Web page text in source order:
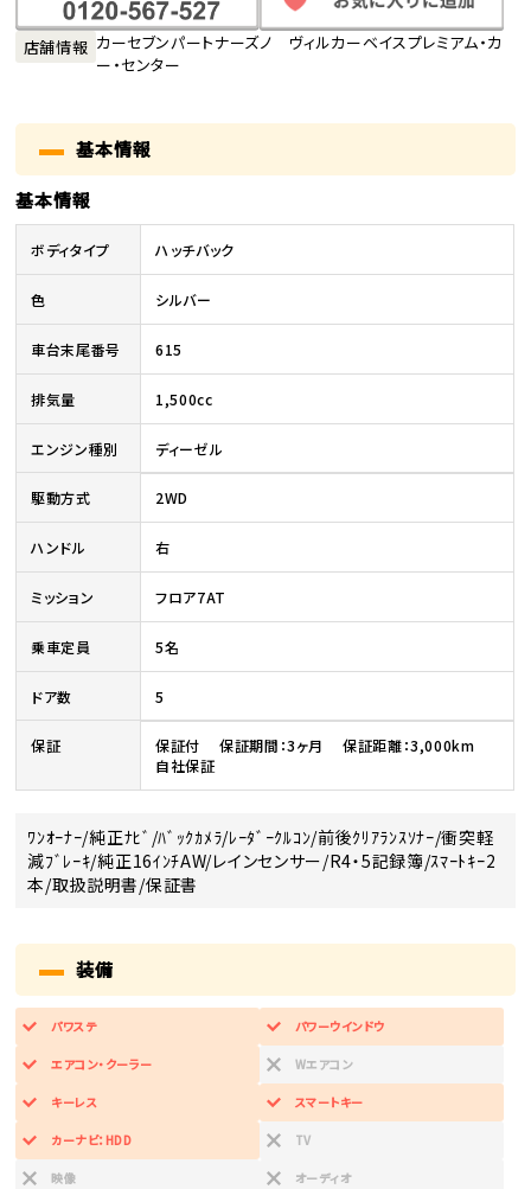
店舗情報 カーセブンパートナーズノ ヴィルカーベイスプレミアム・カ
ー・センター
基本情報
基本情報
ボディタイプ ハッチバック
色 シルバー
車台末尾番号 615
排気量 1,500cc
エンジン種別 ディーゼル
駆動方式 2WD
ハンドル 右
ミッション フロア7AT
乗車定員 5名
ドア数 5
保証
保証付 保証期間：3ヶ月 保証距離：3,000km
自社保証
ﾜﾝｵｰﾅｰ/純正ﾅﾋﾞ/ﾊﾞｯｸｶﾒﾗ/ﾚｰﾀﾞｰｸﾙｺﾝ/前後ｸﾘｱﾗﾝｽｿﾅｰ/衝突軽
減ﾌﾞﾚｰｷ/純正16ｲﾝﾁAW/レインセンサー/R4・5記録簿/ｽﾏｰﾄｷｰ2
本/取扱説明書/保証書
装備
パワステ パワーウインドウ
エアコン・クーラー Wエアコン
キーレス スマートキー
カーナビ：HDD TV
映像 オーディオ